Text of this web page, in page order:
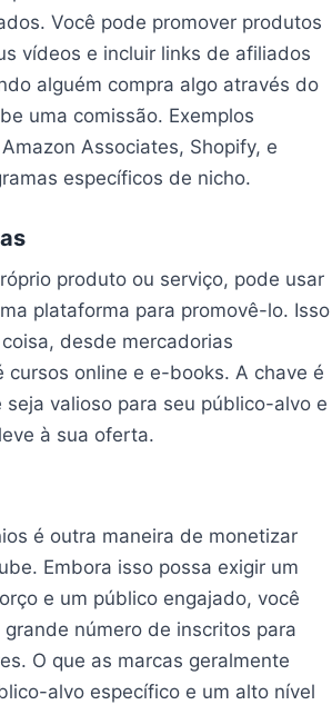
Você pode promover produtos
vídeos e incluir links de afiliados
alguém compra algo através do
uma comissão. Exemplos
Associates, Shopify, e
específicos de nicho.
produto ou serviço, pode usar
plataforma para promovê-lo. Isso
desde mercadorias
cursos online e e-books. A chave é
seja valioso para seu público-alvo e
à sua oferta.
é outra maneira de monetizar
Embora isso possa exigir um
e um público engajado, você
número de inscritos para
O que as marcas geralmente
alvo específico e um alto nível